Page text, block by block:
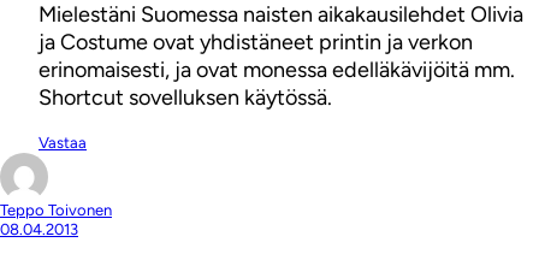
Mielestäni Suomessa naisten aikakausilehdet Olivia
ja Costume ovat yhdistäneet printin ja verkon
erinomaisesti, ja ovat monessa edelläkävijöitä mm.
Shortcut sovelluksen käytössä.
Vastaa
Teppo Toivonen
08.04.2013